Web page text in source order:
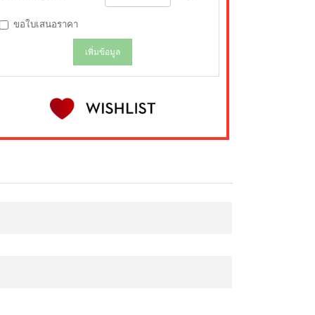
ขอใบเสนอราคา
เพิ่มข้อมูล